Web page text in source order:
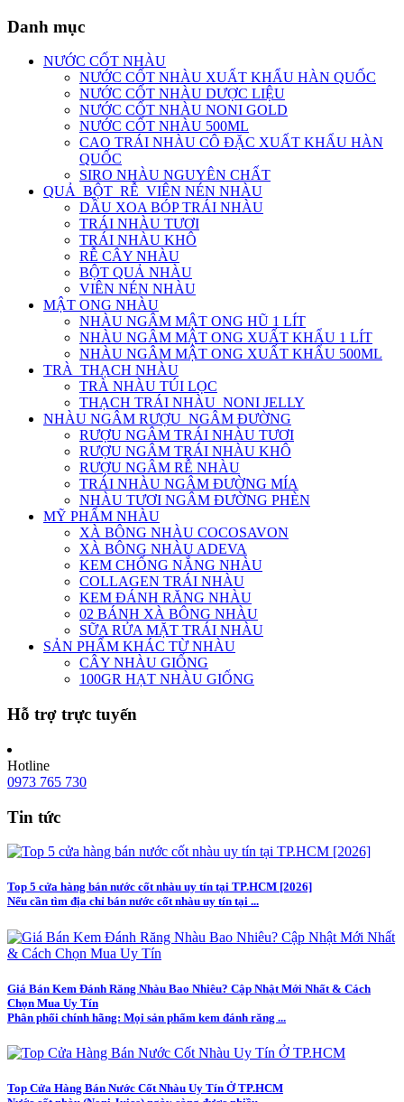
Danh mục
NƯỚC CỐT NHÀU
NƯỚC CỐT NHÀU XUẤT KHẨU HÀN QUỐC
NƯỚC CỐT NHÀU DƯỢC LIỆU
NƯỚC CỐT NHÀU NONI GOLD
NƯỚC CỐT NHÀU 500ML
CAO TRÁI NHÀU CÔ ĐẶC XUẤT KHẨU HÀN
QUỐC
SIRO NHÀU NGUYÊN CHẤT
QUẢ_BỘT_RỄ_VIÊN NÉN NHÀU
DẦU XOA BÓP TRÁI NHÀU
TRÁI NHÀU TƯƠI
TRÁI NHÀU KHÔ
RỄ CÂY NHÀU
BỘT QUẢ NHÀU
VIÊN NÉN NHÀU
MẬT ONG NHÀU
NHÀU NGÂM MẬT ONG HŨ 1 LÍT
NHÀU NGÂM MẬT ONG XUẤT KHẨU 1 LÍT
NHÀU NGÂM MẬT ONG XUẤT KHẨU 500ML
TRÀ_THẠCH NHÀU
TRÀ NHÀU TÚI LỌC
THẠCH TRÁI NHÀU_NONI JELLY
NHÀU NGÂM RƯỢU_NGÂM ĐƯỜNG
RƯỢU NGÂM TRÁI NHÀU TƯƠI
RƯỢU NGÂM TRÁI NHÀU KHÔ
RƯỢU NGÂM RỄ NHÀU
TRÁI NHÀU NGÂM ĐƯỜNG MÍA
NHÀU TƯƠI NGÂM ĐƯỜNG PHÈN
MỸ PHẨM NHÀU
XÀ BÔNG NHÀU COCOSAVON
XÀ BÔNG NHÀU ADEVA
KEM CHỐNG NẮNG NHÀU
COLLAGEN TRÁI NHÀU
KEM ĐÁNH RĂNG NHÀU
02 BÁNH XÀ BÔNG NHÀU
SỮA RỬA MẶT TRÁI NHÀU
SẢN PHẨM KHÁC TỪ NHÀU
CÂY NHÀU GIỐNG
100GR HẠT NHÀU GIỐNG
Hỗ trợ trực tuyến
Hotline
0973 765 730
Tin tức
Top 5 cửa hàng bán nước cốt nhàu uy tín tại TP.HCM [2026]
Nếu cần tìm địa chỉ bán nước cốt nhàu uy tín tại ...
Giá Bán Kem Đánh Răng Nhàu Bao Nhiêu? Cập Nhật Mới Nhất & Cách
Chọn Mua Uy Tín
Phân phối chính hãng: Mọi sản phẩm kem đánh răng ...
Top Cửa Hàng Bán Nước Cốt Nhàu Uy Tín Ở TP.HCM